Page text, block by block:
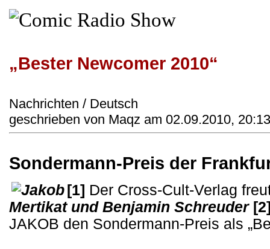
„Bester Newcomer 2010“
Nachrichten / Deutsch
geschrieben von Maqz am 02.09.2010,
Sondermann-Preis der
[1] Der Cross-Cult-Verlag
Mertikat und Benjamin Schreuder
JAKOB den Sondermann-Preis als